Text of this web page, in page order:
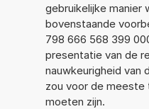
gebruikelijke manier
bovenstaande
798 666 568 399
presentatie van de
nauwkeurigheid van
zou voor de meeste
moeten zijn.